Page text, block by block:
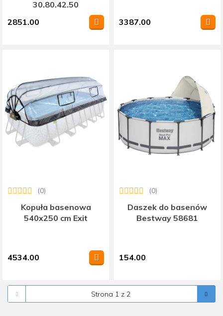
30.80.42.50
2851.00
3387.00
Kopuła basenowa
540x250 cm Exit
(0)
4534.00
Daszek do basenów
Bestway 58681
(0)
154.00